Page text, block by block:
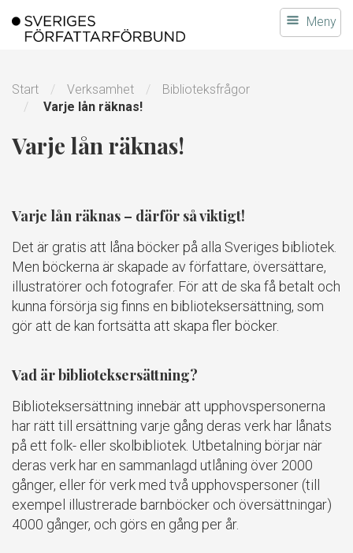
till
Meny
Start Verksamhet
Biblioteksfrågor
Varje lån räknas!
Varje lån räknas!
Varje lån räknas – därför så viktigt!
Det är gratis att låna böcker på alla Sveriges bibliotek.
Men böckerna är skapade av författare, översättare,
illustratörer och fotografer. För att de ska få betalt och
kunna försörja sig finns en biblioteksersättning, som
gör att de kan fortsätta att skapa fler böcker.
Vad är biblioteksersättning?
Biblioteksersättning innebär att upphovspersonerna
har rätt till ersättning varje gång deras verk har lånats
på ett folk- eller skolbibliotek. Utbetalning börjar när
deras verk har en sammanlagd utlåning över 2000
gånger, eller för verk med två upphovspersoner (till
exempel illustrerade barnböcker och översättningar)
4000 gånger, och görs en gång per år.